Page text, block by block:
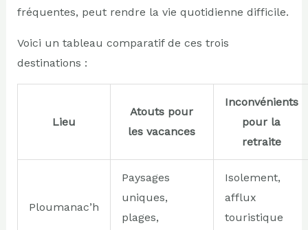
fréquentes, peut rendre la vie quotidienne difficile.
Voici un tableau comparatif de ces trois
destinations :
Lieu
Atouts pour
les vacances
Inconvénients
pour la
retraite
Ploumanac’h
Paysages
uniques,
plages,
Isolement,
afflux
touristique